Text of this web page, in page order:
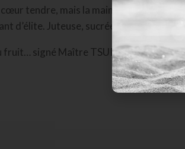
tendre, mais la main ferme. Ne
d’élite. Juteuse, sucrée et
fruit… signé Maître TSURI.